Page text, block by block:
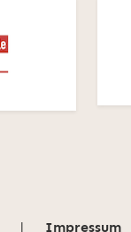
| Impressum